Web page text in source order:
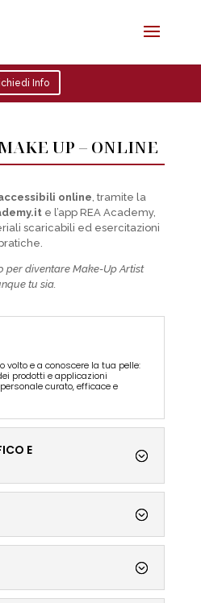
Info
UP – ONLINE
online, tramite la
e l’app REA Academy,
scaricabili ed esercitazioni
per diventare Make-Up Artist
tu sia.
volto e a conoscere la tua pelle:
prodotti e applicazioni
curato, efficace e
E